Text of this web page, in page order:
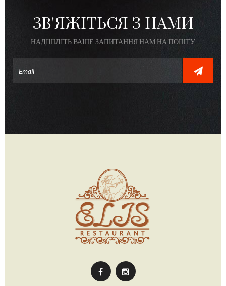
ЗВ'ЯЖІТЬСЯ З НАМИ
НАДІШЛІТЬ ВАШЕ ЗАПИТАННЯ НАМ НА ПОШТУ